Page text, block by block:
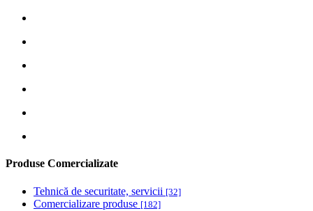
Produse Comercializate
Tehnică de securitate, servicii [32]
Comercializare produse [182]